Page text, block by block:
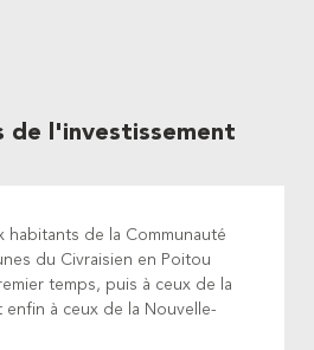
de l'investissement
habitants de la Communauté
du Civraisien en Poitou
temps, puis à ceux de la
enfin à ceux de la Nouvelle-